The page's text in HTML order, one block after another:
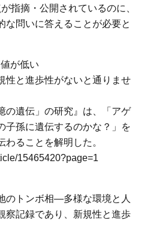
指摘・公開されているのに、
な問いに答えることが必要と
が低い
性と進歩性がないと通りませ
の遺伝」の研究』は、「アゲ
子孫に遺伝するのかな？」を
ることを解明した。
15465420?page=1
のトンボ相―多様な環境と人
記録であり、新規性と進歩